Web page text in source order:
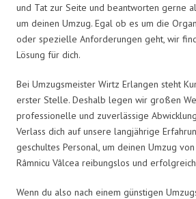
und Tat zur Seite und beantworten gerne
um deinen Umzug. Egal ob es um die
oder spezielle Anforderungen geht, wir
Lösung für dich.
Bei Umzugsmeister Wirtz Erlangen steht
erster Stelle. Deshalb legen wir großen
professionelle und zuverlässige
Verlass dich auf unsere langjährige
geschultes Personal, um deinen Umzug
Râmnicu Vâlcea reibungslos und
Wenn du also nach einem günstigen